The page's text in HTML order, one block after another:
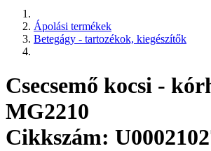
Ápolási termékek
Betegágy - tartozékok, kiegészítők
Csecsemő kocsi -
MG2210
Cikkszám: